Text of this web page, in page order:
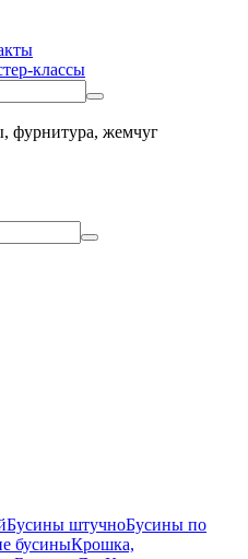
классы
фурнитура, жемчуг
Бусины штучноБусины по
бусиныКрошка,